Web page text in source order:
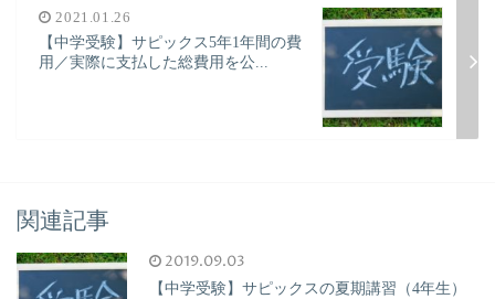
2021.01.26
【中学受験】サピックス5年1年間の費
用／実際に支払した総費用を公...
関連記事
2019.09.03
【中学受験】サピックスの夏期講習（4年生）